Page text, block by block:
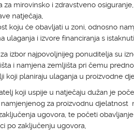
za mirovinsko i zdravstveno
natječaja,
koju će obavljati u zoni, odnosno
ulaganja i izvore financiranja s
za izbor najpovoljnijeg ponuditelja su
i namjena zemljišta pri čemu
koji planiraju ulaganja u proizvodne
koji uspije u natječaju dužan je
za proizvodnu djelatnost
ugovora, te početi
po zaključenju ugovora,